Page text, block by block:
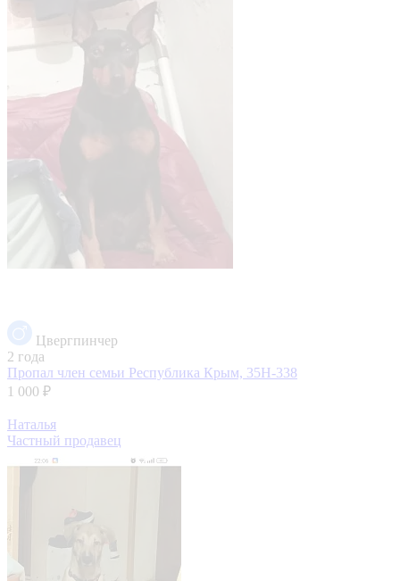
Цвергпинчер
2 года
Пропал член семьи Республика Крым, 35Н-338
1 000 ₽
Наталья
Частный продавец